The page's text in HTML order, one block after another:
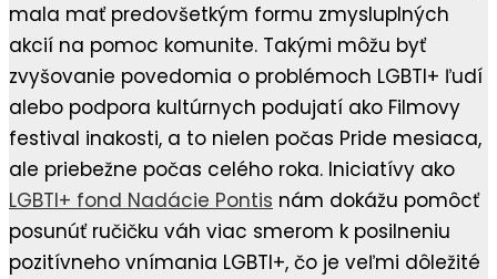
mala mať predovšetkým formu zmysluplných
akcií na pomoc komunite. Takými môžu byť
zvyšovanie povedomia o problémoch LGBTI+ ľudí
alebo podpora kultúrnych podujatí ako Filmovy
festival inakosti, a to nielen počas Pride mesiaca,
ale priebežne počas celého roka. Iniciatívy ako
LGBTI+ fond Nadácie Pontis nám dokážu pomôcť
posunúť ručičku váh viac smerom k posilneniu
pozitívneho vnímania LGBTI+, čo je veľmi dôležité